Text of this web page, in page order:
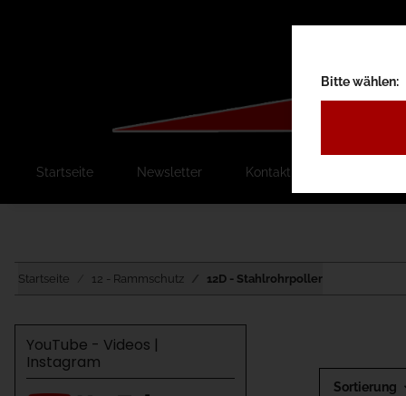
Startseite Newsletter Kontakt
Startseite 12 - Rammschutz 12D - Stahlrohrpoller
Sortierung
YouTube - Videos |
Instagram
Bitte wählen: